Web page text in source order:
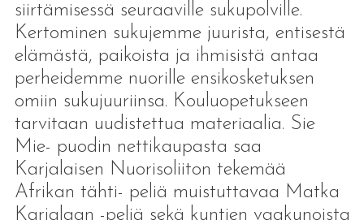
siirtämisessä seuraaville sukupolville.
Kertominen sukujemme juurista, entisestä
elämästä, paikoista ja ihmisistä antaa
perheidemme nuorille ensikosketuksen
omiin sukujuuriinsa. Kouluopetukseen
tarvitaan uudistettua materiaalia. Sie
Mie- puodin nettikaupasta saa
Karjalaisen Nuorisoliiton tekemää
Afrikan tähti- peliä muistuttavaa Matka
Karjalaan -peliä sekä kuntien vaakunoista